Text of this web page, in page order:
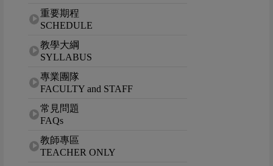
重要期程
SCHEDULE
教學大綱
SYLLABUS
專業團隊
FACULTY and STAFF
常見問題
FAQs
教師專區
TEACHER ONLY